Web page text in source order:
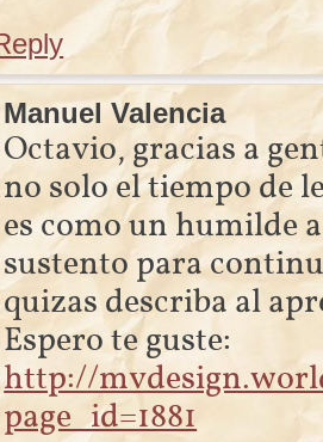
Manuel Valencia
Octavio, gracias a
no solo el tiempo de
es como un humilde
sustento para
quizas describa al
Espero te guste:
http://
page_id=1881